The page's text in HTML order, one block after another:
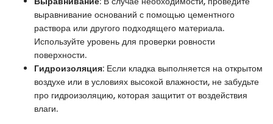
выравнивание оснований с помощью цементного
раствора или другого подходящего материала.
Используйте уровень для проверки ровности
поверхности.
Гидроизоляция: Если кладка выполняется на открытом
воздухе или в условиях высокой влажности, не забудьте
про гидроизоляцию, которая защитит от воздействия
влаги.